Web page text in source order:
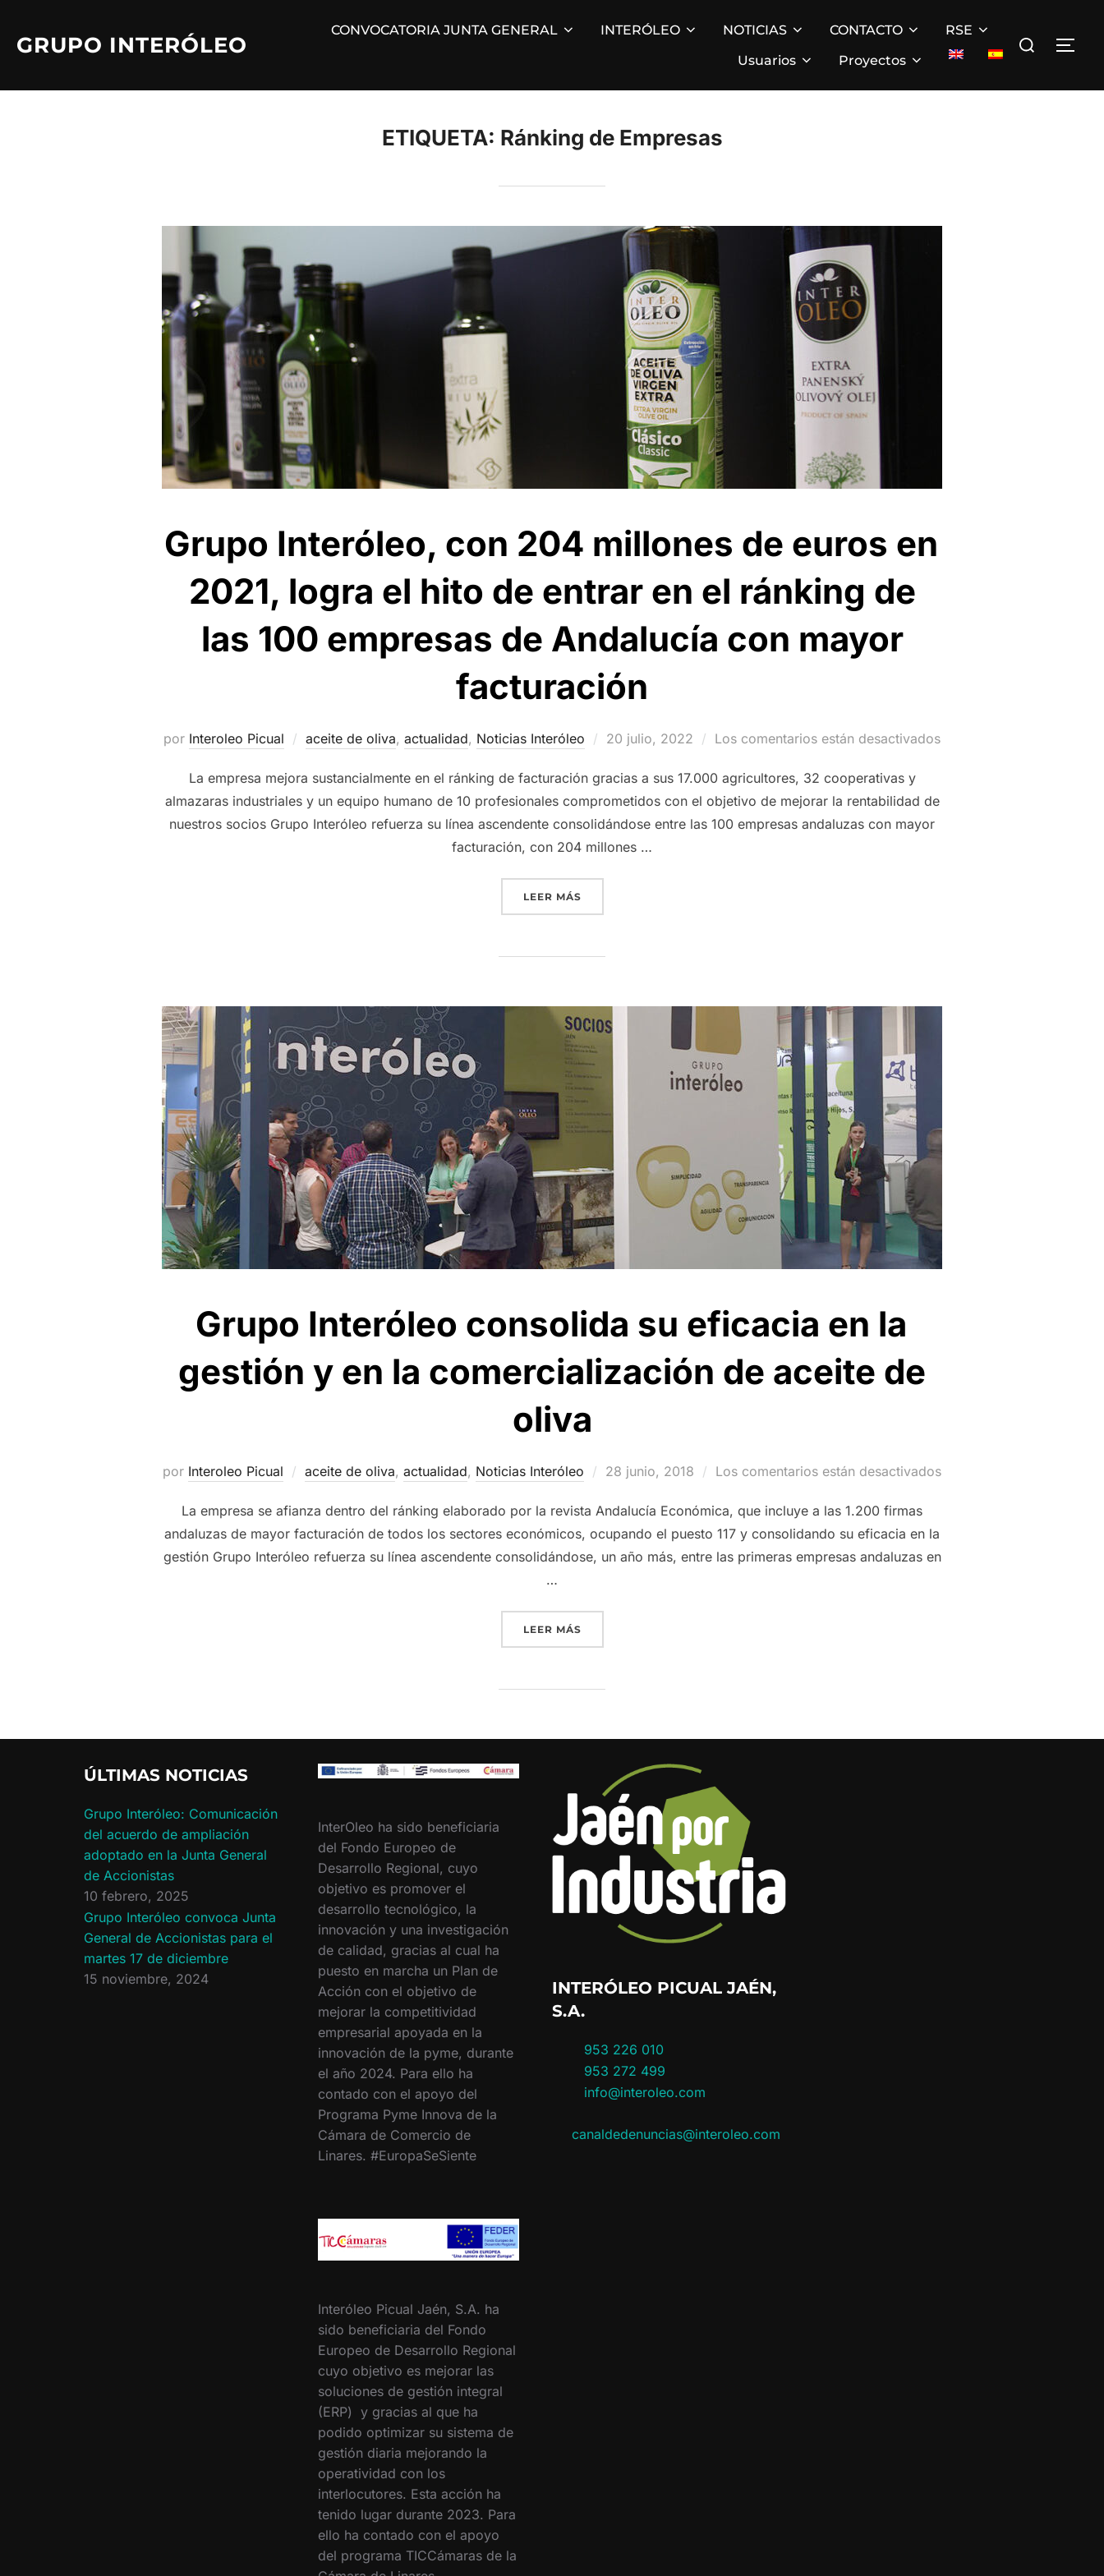
contenido
GRUPO INTERÓLEO
CONVOCATORIA JUNTA GENERAL INTERÓLEO NOTICIAS CONTACTO
RSE
Usuarios
Proyectos
Buscar:
ETIQUETA: Ránking de Empresas
Grupo Interóleo, con 204 millones de euros en
2021, logra el hito de entrar en el ránking de
las 100 empresas de Andalucía con mayor
facturación
por Interoleo Picual aceite de oliva, actualidad, Noticias Interóleo
Publicado
20 julio, 2022 Los comentarios están desactivados
La empresa mejora sustancialmente en el ránking de facturación gracias a sus 17.000 agricultores, 32 cooperativas y
almazaras industriales y un equipo humano de 10 profesionales comprometidos con el objetivo de mejorar la rentabilidad de
nuestros socios Grupo Interóleo refuerza su línea ascendente consolidándose entre las 100 empresas andaluzas con mayor
facturación, con 204 millones …
LEER MÁS«GRUPO INTERÓLEO, CON 204 MILLONES DE EUROS EN 2021, LOGRA EL HITO DE
Grupo Interóleo consolida su eficacia en la
gestión y en la comercialización de aceite de
oliva
por Interoleo Picual aceite de oliva, actualidad, Noticias Interóleo
Publicado
28 junio, 2018 Los comentarios están desactivados
La empresa se afianza dentro del ránking elaborado por la revista Andalucía Económica, que incluye a las 1.200 firmas
andaluzas de mayor facturación de todos los sectores económicos, ocupando el puesto 117 y consolidando su eficacia en la
gestión Grupo Interóleo refuerza su línea ascendente consolidándose, un año más, entre las primeras empresas andaluzas en
…
LEER MÁS«GRUPO INTERÓLEO CONSOLIDA SU EFICACIA EN LA GESTIÓN Y EN LA
ÚLTIMAS NOTICIAS
Grupo Interóleo: Comunicación
del acuerdo de ampliación
adoptado en la Junta General
de Accionistas
10 febrero, 2025
Grupo Interóleo convoca Junta
General de Accionistas para el
martes 17 de diciembre
15 noviembre, 2024
InterOleo ha sido beneficiaria
del Fondo Europeo de
Desarrollo Regional, cuyo
objetivo es promover el
desarrollo tecnológico, la
innovación y una investigación
de calidad, gracias al cual ha
puesto en marcha un Plan de
Acción con el objetivo de
mejorar la competitividad
empresarial apoyada en la
innovación de la pyme, durante
el año 2024. Para ello ha
contado con el apoyo del
Programa Pyme Innova de la
Cámara de Comercio de
Linares. #EuropaSeSiente
Interóleo Picual Jaén, S.A. ha
sido beneficiaria del Fondo
Europeo de Desarrollo Regional
cuyo objetivo es mejorar las
soluciones de gestión integral
(ERP) y gracias al que ha
podido optimizar su sistema de
gestión diaria mejorando la
operatividad con los
interlocutores. Esta acción ha
tenido lugar durante 2023. Para
ello ha contado con el apoyo
del programa TICCámaras de la
INTERÓLEO PICUAL JAÉN,
S.A.
953 226 010
953 272 499
info@interoleo.com
canaldedenuncias@interoleo.com